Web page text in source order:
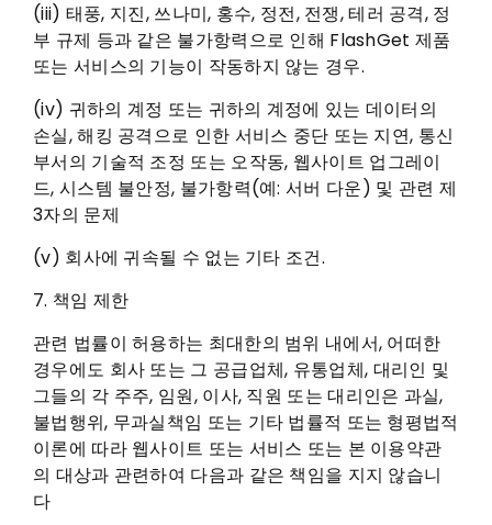
(iii) 태풍, 지진, 쓰나미, 홍수, 정전, 전쟁, 테러 공격, 정
부 규제 등과 같은 불가항력으로 인해 FlashGet 제품
또는 서비스의 기능이 작동하지 않는 경우.
(iv) 귀하의 계정 또는 귀하의 계정에 있는 데이터의
손실, 해킹 공격으로 인한 서비스 중단 또는 지연, 통신
부서의 기술적 조정 또는 오작동, 웹사이트 업그레이
드, 시스템 불안정, 불가항력(예: 서버 다운) 및 관련 제
3자의 문제
(v) 회사에 귀속될 수 없는 기타 조건.
7. 책임 제한
관련 법률이 허용하는 최대한의 범위 내에서, 어떠한
경우에도 회사 또는 그 공급업체, 유통업체, 대리인 및
그들의 각 주주, 임원, 이사, 직원 또는 대리인은 과실,
불법행위, 무과실책임 또는 기타 법률적 또는 형평법적
이론에 따라 웹사이트 또는 서비스 또는 본 이용약관
의 대상과 관련하여 다음과 같은 책임을 지지 않습니
다